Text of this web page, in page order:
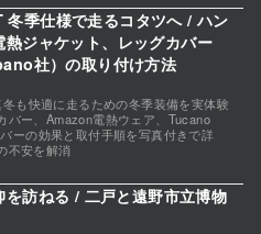
季仕様で走るコタツへ / ハン
熱ジャケット、レッグカバー
社）の取り付け方法
も快適に走るための冬季装備を実体験
バー、Amazon電熱ウェア、Tucano
ーの効果と取付手順を写真付きで詳
不安を解消
を訪ねる / 二戸と遠野市立博物